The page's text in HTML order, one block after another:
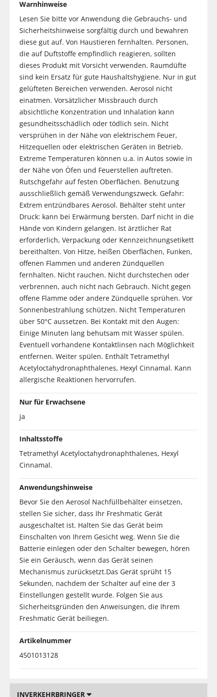
Warnhinweise
Lesen Sie bitte vor Anwendung die Gebrauchs- und
Sicherheitshinweise sorgfältig durch und bewahren
diese gut auf. Von Haustieren fernhalten. Personen,
die auf Duftstoffe empfindlich reagieren, sollten
dieses Produkt mit Vorsicht verwenden. Raumdüfte
sind kein Ersatz für gute Haushaltshygiene. Nur in gut
gelüfteten Bereichen verwenden. Aerosol nicht
einatmen. Vorsätzlicher Missbrauch durch
absichtliche Konzentration und Inhalation kann
gesundheitsschädlich oder tödlich sein. Nicht
versprühen in der Nähe von elektrischem Feuer,
Hitzequellen oder elektrischen Geräten in Betrieb.
Extreme Temperaturen können u.a. in Autos sowie in
der Nähe von Öfen und Feuerstellen auftreten.
Rutschgefahr auf festen Oberflächen. Benutzung
ausschließlich gemäß Verwendungszweck. Gefahr:
Extrem entzündbares Aerosol. Behälter steht unter
Druck: kann bei Erwärmung bersten. Darf nicht in die
Hände von Kindern gelangen. Ist ärztlicher Rat
erforderlich, Verpackung oder Kennzeichnungsetikett
bereithalten. Von Hitze, heißen Oberflächen, Funken,
offenen Flammen und anderen Zündquellen
fernhalten. Nicht rauchen. Nicht durchstechen oder
verbrennen, auch nicht nach Gebrauch. Nicht gegen
offene Flamme oder andere Zündquelle sprühen. Vor
Sonnenbestrahlung schützen. Nicht Temperaturen
über 50°C aussetzen. Bei Kontakt mit den Augen:
Einige Minuten lang behutsam mit Wasser spülen.
Eventuell vorhandene Kontaktlinsen nach Möglichkeit
entfernen. Weiter spülen. Enthält Tetramethyl
Acetyloctahydronaphthalenes, Hexyl Cinnamal. Kann
allergische Reaktionen hervorrufen.
Nur für Erwachsene
ja
Inhaltsstoffe
Tetramethyl Acetyloctahydronaphthalenes, Hexyl
Cinnamal.
Anwendungshinweise
Bevor Sie den Aerosol Nachfüllbehälter einsetzen,
stellen Sie sicher, dass Ihr Freshmatic Gerät
ausgeschaltet ist. Halten Sie das Gerät beim
Einschalten von Ihrem Gesicht weg. Wenn Sie die
Batterie einlegen oder den Schalter bewegen, hören
Sie ein Geräusch, wenn das Gerät seinen
Mechanismus zurücksetzt.Das Gerät sprüht 15
Sekunden, nachdem der Schalter auf eine der 3
Einstellungen gestellt wurde. Folgen Sie aus
Sicherheitsgründen den Anweisungen, die Ihrem
Freshmatic Gerät beiliegen.
Artikelnummer
4501013128
INVERKEHRBRINGER